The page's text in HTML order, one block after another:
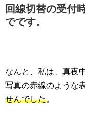
回線切替の受付
でです。
なんと、私は、真夜
写真の赤線のような
せんでした。